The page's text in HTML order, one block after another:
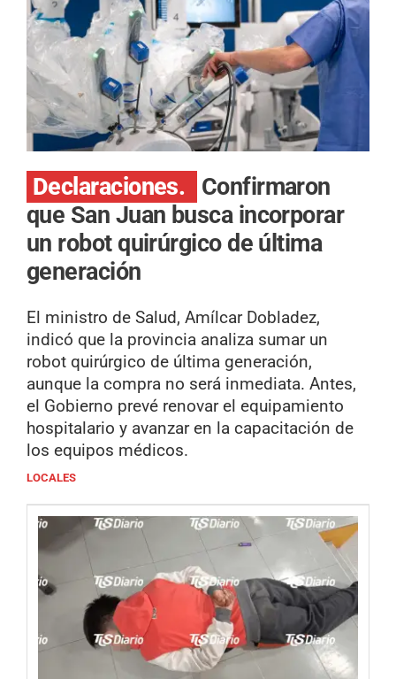
Declaraciones.
Confirmaron
que San Juan busca incorporar
un robot quirúrgico de última
generación
El ministro de Salud, Amílcar Dobladez,
indicó que la provincia analiza sumar un
robot quirúrgico de última generación,
aunque la compra no será inmediata. Antes,
el Gobierno prevé renovar el equipamiento
hospitalario y avanzar en la capacitación de
los equipos médicos.
LOCALES